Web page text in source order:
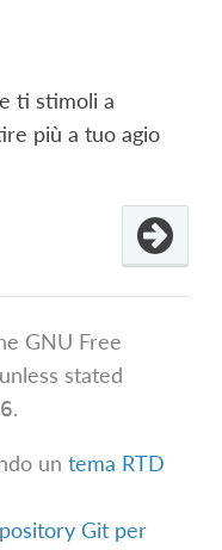
ti stimoli a
più a tuo agio
GNU Free
stated
.
untema RTD
Git per